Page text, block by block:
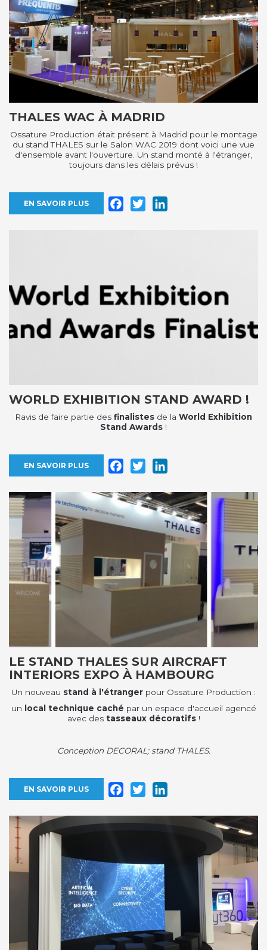
THALES WAC À MADRID
Ossature Production était présent à Madrid pour le montage
du stand THALES sur le Salon WAC 2019 dont voici une vue
d'ensemble avant l'ouverture. Un stand monté à l'étranger,
toujours dans les délais prévus !
EN SAVOIR PLUS Facebook
Twitter
WORLD EXHIBITION STAND AWARD !
Ravis de faire partie des finalistes de la World Exhibition
Stand Awards !
EN SAVOIR PLUS Facebook
Twitter
LE STAND THALES SUR AIRCRAFT
INTERIORS EXPO À HAMBOURG
Un nouveau stand à l'étranger pour Ossature Production :
un
local technique caché par un espace d'accueil agencé
avec des tasseaux décoratifs !
Conception DECORAL; stand THALES.
EN SAVOIR PLUS Facebook
Twitter